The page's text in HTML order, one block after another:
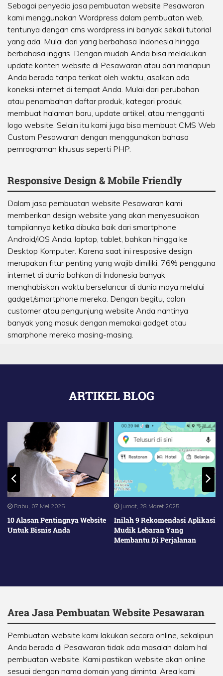
Sebagai penyedia jasa pembuatan website Pesawaran
kami menggunakan Wordpress dalam pembuatan web,
tentunya dengan cms wordpress ini banyak sekali tutorial
yang ada. Mulai dari yang berbahasa Indonesia hingga
berbahasa inggris. Dengan mudah Anda bisa melakukan
update konten website di Pesawaran atau dari manapun
Anda berada tanpa terikat oleh waktu, asalkan ada
koneksi internet di tempat Anda. Mulai dari perubahan
atau penambahan daftar produk, kategori produk,
membuat halaman baru, update artikel, atau mengganti
logo website. Selain itu kami juga bisa membuat CMS Web
Custom Pesawaran dengan menggunakan bahasa
pemrograman khusus seperti PHP.
Responsive Design & Mobile Friendly
Dalam jasa pembuatan website Pesawaran kami
memberikan design website yang akan menyesuaikan
tampilannya ketika dibuka baik dari smartphone
Android/iOS Anda, laptop, tablet, bahkan hingga ke
Desktop Komputer. Karena saat ini resposive design
merupakan fitur penting yang wajib dimiliki, 76% pengguna
internet di dunia bahkan di Indonesia banyak
menghabiskan waktu berselancar di dunia maya melalui
gadget/smartphone mereka. Dengan begitu, calon
customer atau pengunjung website Anda nantinya
banyak yang masuk dengan memakai gadget atau
smarphone mereka masing-masing.
ARTIKEL BLOG
Rabu, 07 Mei 2025
10 Alasan Pentingnya Website
Untuk Bisnis Anda
Jumat, 28 Maret 2025
Inilah 9 Rekomendasi Aplikasi
Mudik Lebaran Yang
Membantu Di Perjalanan
Area Jasa Pembuatan Website Pesawaran
Pembuatan website kami lakukan secara online, sekalipun
Anda berada di Pesawaran tidak ada masalah dalam hal
pembuatan website. Kami pastikan website akan online
sesuai dengan nama domain yang diminta. Area kami